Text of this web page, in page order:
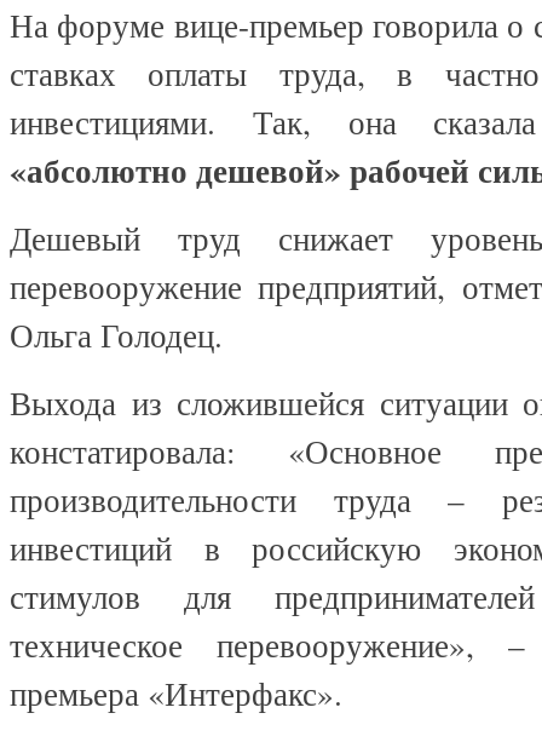
На форуме вице-премьер говорила о
ставках оплаты труда, в
инвестициями. Так, она
«абсолютно дешевой» рабочей
Дешевый труд снижает
перевооружение предприятий,
Ольга Голодец.
Выхода из сложившейся ситуации
констатировала: «Основное
производительности труда –
инвестиций в российскую
стимулов для
техническое перевооружение»,
премьера «Интерфакс».